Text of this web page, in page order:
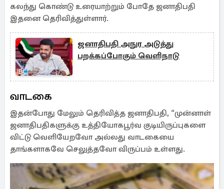
கலந்து கொண்டு உரையாற்றும் போதே ஜனாதிபதி
இதனை தெரிவித்துள்ளார்.
ஜனாதிபதி அநுர அடுத்து
பறக்கப்போகும் வெளிநாடு
வாடகை
இதன்போது மேலும் தெரிவித்த ஜனாதிபதி, “முன்னாள்
ஜனாதிபதிகளுக்கு உத்தியோகபூர்வ குடியிருப்புகளை
விட்டு வெளியேறவோ அல்லது வாடகையை
தாங்களாகவே செலுத்தவோ விருப்பம் உள்ளது.